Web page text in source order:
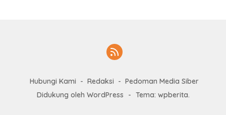
Hubungi Kami Redaksi
Pedoman Media Siber
Didukung oleh WordPress
- Tema: wpberita.